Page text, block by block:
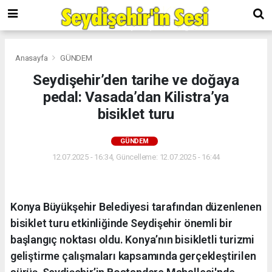
Anasayfa GÜNDEM
Seydişehir’den tarihe ve doğaya
pedal: Vasada’dan Kilistra’ya
bisiklet turu
GÜNDEM
12.07.2025 - 16:34, Güncelleme: 12.07.2025 - 16:44
Konya Büyükşehir Belediyesi tarafından düzenlenen
bisiklet turu etkinliğinde Seydişehir önemli bir
başlangıç noktası oldu. Konya’nın bisikletli turizmi
geliştirme çalışmaları kapsamında gerçekleştirilen